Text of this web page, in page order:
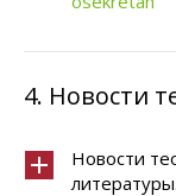
4. Новости
Новости
литературы.